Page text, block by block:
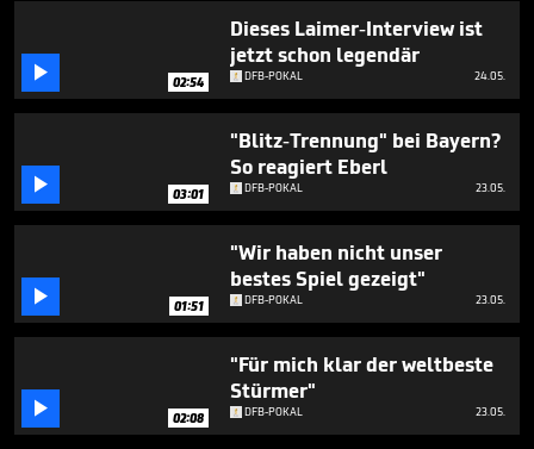
 02:54
Dieses Laimer-Interview ist
jetzt schon legendär
DFB-POKAL 24.05.
 03:01
"Blitz-Trennung" bei Bayern?
So reagiert Eberl
DFB-POKAL 23.05.
 01:51
"Wir haben nicht unser
bestes Spiel gezeigt"
DFB-POKAL 23.05.
 02:08
"Für mich klar der weltbeste
Stürmer"
DFB-POKAL 23.05.